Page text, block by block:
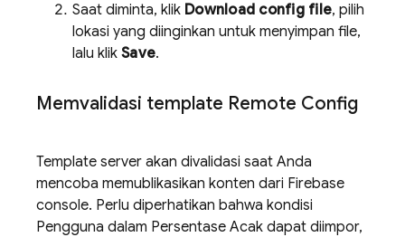
Saat diminta, klik Download config file, pilih
lokasi yang diinginkan untuk menyimpan file,
lalu klik Save.
Memvalidasi template Remote Config
Template server akan divalidasi saat Anda
mencoba memublikasikan konten dari Firebase
console. Perlu diperhatikan bahwa kondisi
Pengguna dalam Persentase Acak dapat diimpor,